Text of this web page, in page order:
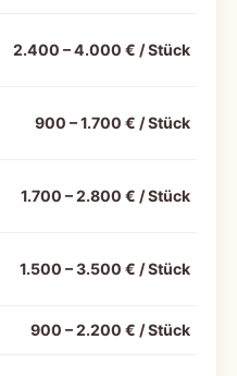
2.400 – 4.000 € / Stück
900 – 1.700 € / Stück
1.700 – 2.800 € / Stück
1.500 – 3.500 € / Stück
900 – 2.200 € / Stück